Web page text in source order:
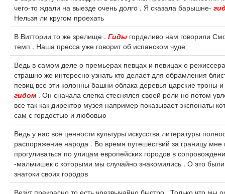
чего-то ждали на выезде очень долго . Я сказала барышне-
Нельзя ли кругом проехать
В Виттории то же зрелище . Гиды горделиво нам говорили
темп . Наша пресса уже говорит об испанском чуде
Ведь в самом деле о премьерах певцах и певицах о
страшно же интересно узнать кто делает для обрамления
певиц все эти колонны башни облака деревья царские троны
гидом . Он сначала слегка стеснялся своей роли но потом
все так как директор музея например показывает экспонаты
сам с гордостью и любовью
Ведь у нас все ценности культуры искусства литературы
распоряжение народа . Во время путешествий за границу мне
прогуливаться по улицам европейских городов в
-мальчишек с которыми мы случайно знакомились . О это
знатоки своих городов
Везут прекрасно то есть чрезвычайно быстро . Только что мы